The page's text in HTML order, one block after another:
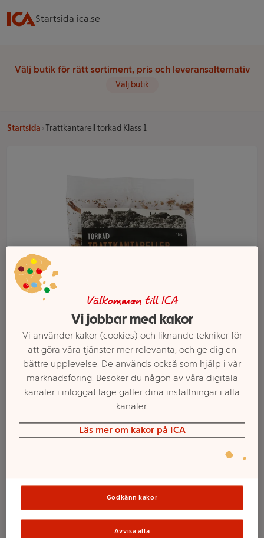
Startsida ica.se
Välj butik för rätt sortiment, pris och leveransalternativ
Välj butik
Startsida Trattkantarell torkad Klass 1
Trattkantarell
torkad Klass 1
Välj butik och handla
Sortimentet kan variera mellan butikerna
Välkommen till ICA
Vi jobbar med kakor
Vi använder kakor (cookies) och liknande tekniker för
att göra våra tjänster mer relevanta, och ge dig en
bättre upplevelse. De används också som hjälp i vår
marknadsföring. Besöker du någon av våra digitala
kanaler i inloggat läge gäller dina inställningar i alla
kanaler.
Läs mer om kakor på ICA
Godkänn kakor
Avvisa alla